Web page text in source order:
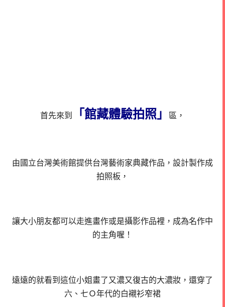
首先來到 「館藏體驗拍照」 區，
由國立台灣美術館提供台灣藝術家典藏作品，設計製作成
拍照板，
讓大小朋友都可以走進畫作或是攝影作品裡，成為名作中
的主角喔！
遠遠的就看到這位小姐畫了又濃又復古的大濃妝，還穿了
六、七Ｏ年代的白襯衫窄裙